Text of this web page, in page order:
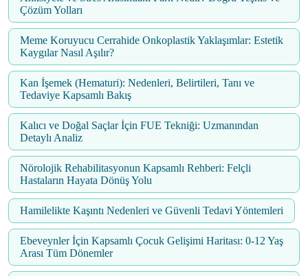
Çözüm Yolları
Meme Koruyucu Cerrahide Onkoplastik Yaklaşımlar: Estetik
Kaygılar Nasıl Aşılır?
Kan İşemek (Hematuri): Nedenleri, Belirtileri, Tanı ve
Tedaviye Kapsamlı Bakış
Kalıcı ve Doğal Saçlar İçin FUE Tekniği: Uzmanından
Detaylı Analiz
Nörolojik Rehabilitasyonun Kapsamlı Rehberi: Felçli
Hastaların Hayata Dönüş Yolu
Hamilelikte Kaşıntı Nedenleri ve Güvenli Tedavi Yöntemleri
Ebeveynler İçin Kapsamlı Çocuk Gelişimi Haritası: 0-12 Yaş
Arası Tüm Dönemler